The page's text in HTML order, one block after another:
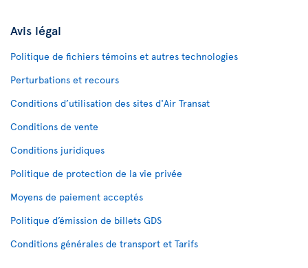
Avis légal
Politique de fichiers témoins et autres technologies
Perturbations et recours
Conditions d’utilisation des sites d'Air Transat
Conditions de vente
Conditions juridiques
Politique de protection de la vie privée
Moyens de paiement acceptés
Politique d’émission de billets GDS
Conditions générales de transport et Tarifs